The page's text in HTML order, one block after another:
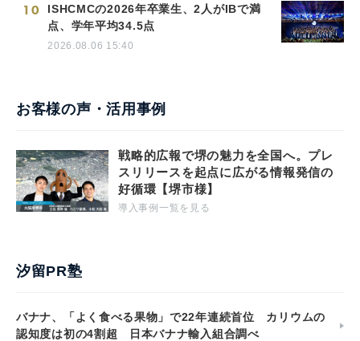
10
ISHCMCの2026年卒業生、2人がIBで満
点、学年平均34.5点
2026.08.06 15:40
お客様の声・活用事例
戦略的広報で堺の魅力を全国へ。プレ
スリリースを起点に広がる情報発信の
好循環【堺市様】
導入事例一覧を見る
汐留PR塾
バナナ、「よく食べる果物」で22年連続首位 カリウムの
認知度は初の4割超 日本バナナ輸入組合調べ